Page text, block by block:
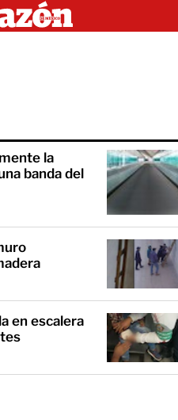
la
banda del
en escalera